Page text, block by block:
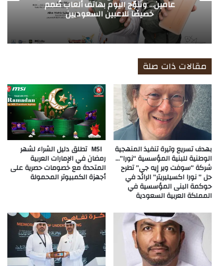
عامين… وتُتوّج اليوم بهاتف ألعاب صُمم
خصيصًا للاعبين السعوديين
مقالات ذات صلة
بهدف تسريع وتيرة تنفيذ المنهجية
الوطنية للبنية المؤسسية “نورا”…
شركة “سوفت وير إيه جي” تطرح
حل ” نورا اكسيليريتر” الرائد في
حوكمة البنى المؤسسية في
المملكة العربية السعودية
MSI تطلق دليل الشراء لشهر
رمضان في الإمارات العربية
المتحدة مع خصومات حصرية على
أجهزة الكمبيوتر المحمولة